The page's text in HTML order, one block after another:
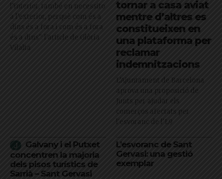
l’interior, també en necessito
a l’exterior, perquè com és a
dins és a fora i com és a fora
és a dins": l'article de Glòria
Vilalta
tornar a casa aviat
mentre d’altres es
constitueixen en
una plataforma per
reclamar
indemnitzacions
L’Ajuntament de Barcelona
aprova una proposició de
Junts per ajudar els
comerços afectats per
l'esvoranc de l'L9
Galvany i el Putxet
concentren la majoria
dels pisos turístics de
Sarrià – Sant Gervasi
L’esvoranc de Sant
Gervasi: una gestió
exemplar